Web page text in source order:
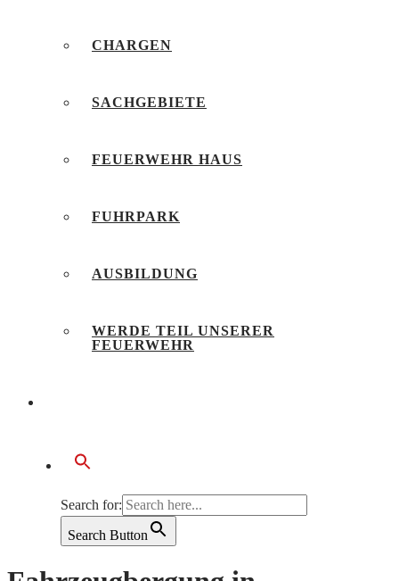
CHARGEN
SACHGEBIETE
FEUERWEHR HAUS
FUHRPARK
AUSBILDUNG
WERDE TEIL UNSERER
FEUERWEHR
Search for:
Search Button